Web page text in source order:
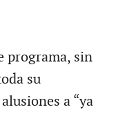
programa, sin
su
a “ya